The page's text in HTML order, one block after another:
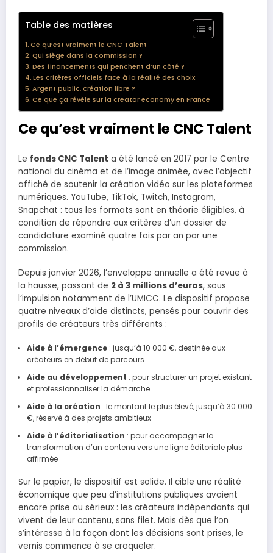
Table des matières
Ce qu’est vraiment le CNC Talent
Qui siège dans la commission ?
Des financements qui penchent d’un côté ?
Les critères officiels face à la réalité des choix
Argent public, création libre ?
Ce que ça révèle sur la creator economy en France
Ce qu’est vraiment le CNC Talent
Le fonds CNC Talent a été lancé en 2017 par le Centre
national du cinéma et de l’image animée, avec l’objectif
affiché de soutenir la création vidéo sur les plateformes
numériques. YouTube, TikTok, Twitch, Instagram,
Snapchat : tous les formats sont en théorie éligibles, à
condition de répondre aux critères d’un dossier de
candidature examiné quatre fois par an par une
commission.
Depuis janvier 2026, l’enveloppe annuelle a été revue à
la hausse, passant de 2 à 3 millions d’euros, sous
l’impulsion notamment de l’UMICC. Le dispositif propose
quatre niveaux d’aide distincts, pensés pour couvrir des
profils de créateurs très différents :
Aide à l’émergence: jusqu’à 10 000 €, destinée aux
créateurs en début de parcours
Aide au développement : pour structurer un projet existant
et professionnaliser la démarche
Aide à la création : le montant le plus élevé, jusqu’à 30 000
€, réservé à des projets ambitieux
Aide à l’éditorialisation : pour accompagner la
transformation d’un contenu vers une ligne éditoriale plus
affirmée
Sur le papier, le dispositif est solide. Il cible une réalité
économique que peu d’institutions publiques avaient
encore prise au sérieux : les créateurs indépendants qui
vivent de leur contenu, sans filet. Mais dès que l’on
s’intéresse à la façon dont les décisions sont prises, le
vernis commence à se craqueler.